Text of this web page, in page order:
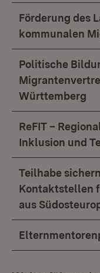
Förderung des
kommunalen
Politische
Württemberg
ReFIT –
Inklusion und
Teilhabe
Kontaktstellen
aus